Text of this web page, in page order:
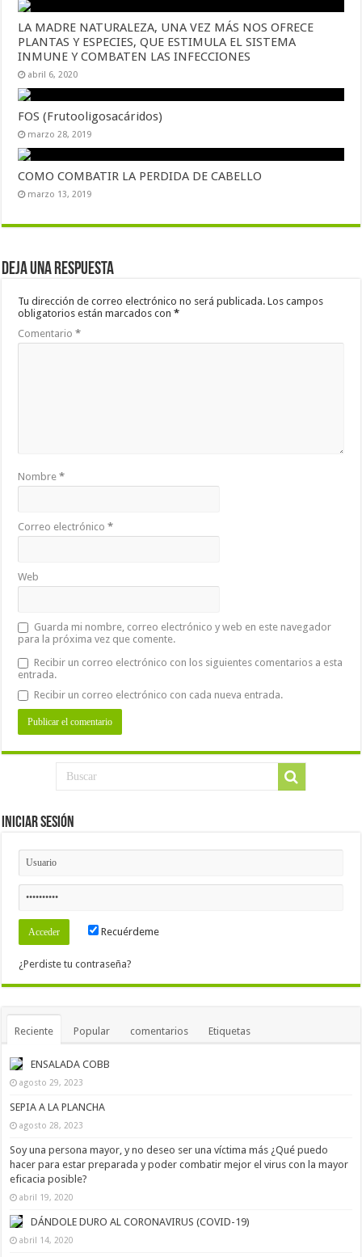
LA MADRE NATURALEZA, UNA VEZ MÁS NOS OFRECE
PLANTAS Y ESPECIES, QUE ESTIMULA EL SISTEMA
INMUNE Y COMBATEN LAS INFECCIONES
abril 6, 2020
FOS (Frutooligosacáridos)
marzo 28, 2019
COMO COMBATIR LA PERDIDA DE CABELLO
marzo 13, 2019
Deja una respuesta
Tu dirección de correo electrónico no será publicada. Los campos
obligatorios están marcados con*
Comentario*
Nombre*
Correo electrónico*
Web
Guarda mi nombre, correo electrónico y web en este navegador
para la próxima vez que comente.
Recibir un correo electrónico con los siguientes comentarios a esta
entrada.
Recibir un correo electrónico con cada nueva entrada.
Iniciar Sesión
Recuérdeme
¿Perdiste tu contraseña?
Reciente Popular comentarios Etiquetas
ENSALADA COBB
agosto 29, 2023
SEPIA A LA PLANCHA
agosto 28, 2023
Soy una persona mayor, y no deseo ser una víctima más ¿Qué puedo
hacer para estar preparada y poder combatir mejor el virus con la mayor
eficacia posible?
abril 19, 2020
DÁNDOLE DURO AL CORONAVIRUS (COVID-19)
abril 14, 2020